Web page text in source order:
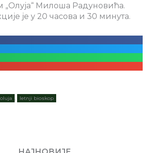
„Олуја“ Милоша Радуновића.
је у 20 часова и 30 минута.
, letnji bioskop